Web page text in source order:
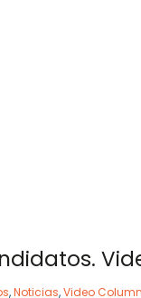
,Noticias,Video